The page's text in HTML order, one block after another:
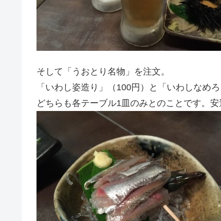
そして「うおとり名物」を注文。
「いわし姿造り」（100円）と「いわしなめ
どちらも各テーブル1皿のみとのことです。